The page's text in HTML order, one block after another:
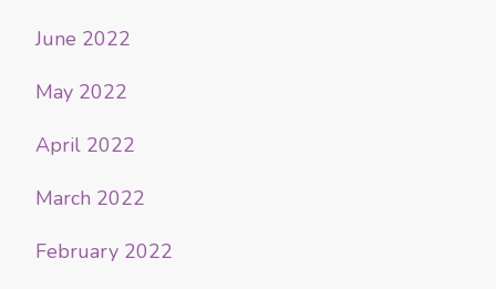
June 2022
May 2022
April 2022
March 2022
February 2022